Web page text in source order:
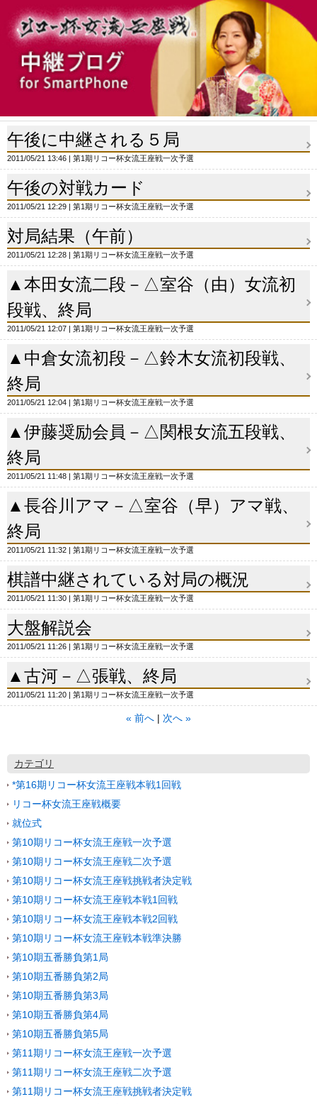
午後に中継される５局
2011/05/21 13:46 第1期リコー杯女流王座戦一次予選
午後の対戦カード
2011/05/21 12:29 第1期リコー杯女流王座戦一次予選
対局結果（午前）
2011/05/21 12:28 第1期リコー杯女流王座戦一次予選
▲本田女流二段－△室谷（由）女流初
段戦、終局
2011/05/21 12:07 第1期リコー杯女流王座戦一次予選
▲中倉女流初段－△鈴木女流初段戦、
終局
2011/05/21 12:04 第1期リコー杯女流王座戦一次予選
▲伊藤奨励会員－△関根女流五段戦、
終局
2011/05/21 11:48 第1期リコー杯女流王座戦一次予選
▲長谷川アマ－△室谷（早）アマ戦、
終局
2011/05/21 11:32 第1期リコー杯女流王座戦一次予選
棋譜中継されている対局の概況
2011/05/21 11:30 第1期リコー杯女流王座戦一次予選
大盤解説会
2011/05/21 11:26 第1期リコー杯女流王座戦一次予選
▲古河－△張戦、終局
2011/05/21 11:20 第1期リコー杯女流王座戦一次予選
« 前へ 次へ »
カテゴリ
*第16期リコー杯女流王座戦本戦1回戦
リコー杯女流王座戦概要
就位式
第10期リコー杯女流王座戦一次予選
第10期リコー杯女流王座戦二次予選
第10期リコー杯女流王座戦挑戦者決定戦
第10期リコー杯女流王座戦本戦1回戦
第10期リコー杯女流王座戦本戦2回戦
第10期リコー杯女流王座戦本戦準決勝
第10期五番勝負第1局
第10期五番勝負第2局
第10期五番勝負第3局
第10期五番勝負第4局
第10期五番勝負第5局
第11期リコー杯女流王座戦一次予選
第11期リコー杯女流王座戦二次予選
第11期リコー杯女流王座戦挑戦者決定戦